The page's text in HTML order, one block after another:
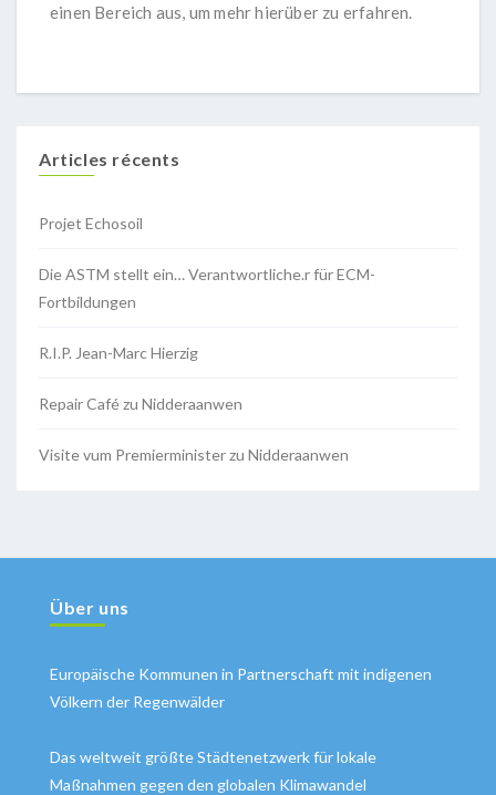
einen Bereich aus, um mehr hierüber zu erfahren.
Articles récents
Projet Echosoil
Die ASTM stellt ein… Verantwortliche.r für ECM-
Fortbildungen
R.I.P. Jean-Marc Hierzig
Repair Café zu Nidderaanwen
Visite vum Premierminister zu Nidderaanwen
Über uns
Europäische Kommunen in Partnerschaft mit indigenen
Völkern der Regenwälder
Das weltweit größte Städtenetzwerk für lokale
Maßnahmen gegen den globalen Klimawandel